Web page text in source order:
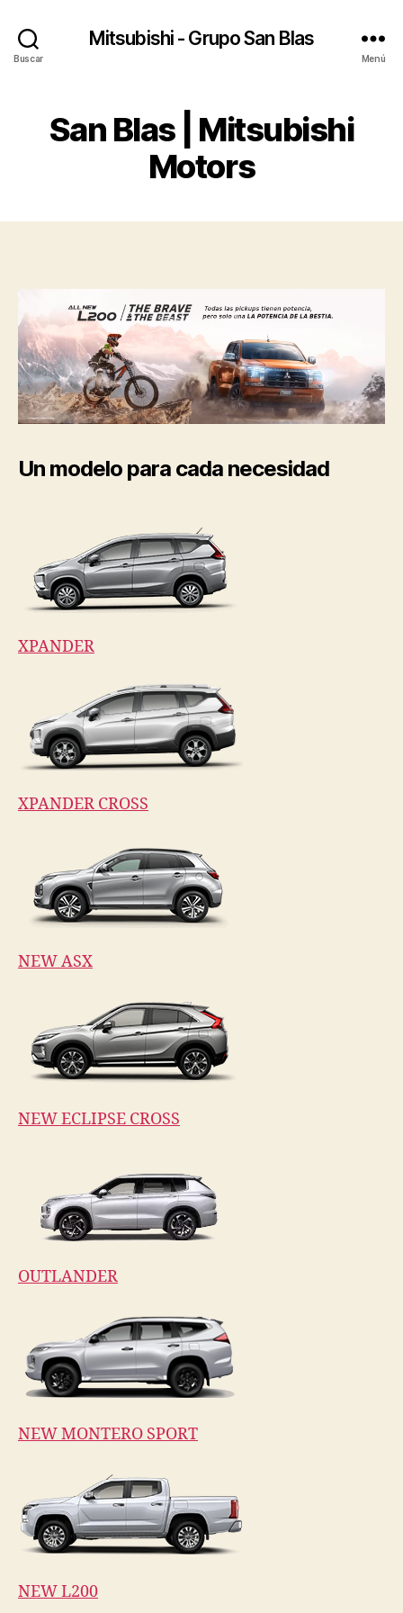
Buscar
Mitsubishi - Grupo San Blas
Menú
San Blas | Mitsubishi
Motors
Un modelo para cada necesidad
XPANDER
XPANDER CROSS
NEW ASX
NEW ECLIPSE CROSS
OUTLANDER
NEW MONTERO SPORT
NEW L200